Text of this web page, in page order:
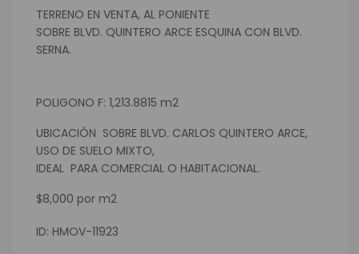
TERRENO EN VENTA, AL PONIENTE
SOBRE BLVD. QUINTERO ARCE ESQUINA CON BLVD.
SERNA.
POLIGONO F: 1,213.8815 m2
UBICACIÓN SOBRE BLVD. CARLOS QUINTERO ARCE,
USO DE SUELO MIXTO,
IDEAL PARA COMERCIAL O HABITACIONAL.
$8,000 por m2
ID: HMOV-11923